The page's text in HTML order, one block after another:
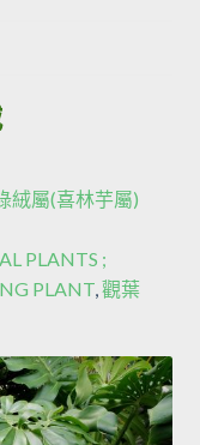
絨屬(喜林芋屬)
PLANTS ;
PLANT, 觀葉